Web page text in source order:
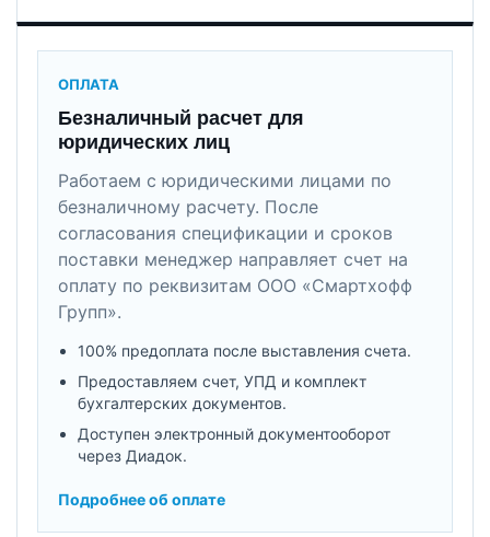
ОПЛАТА
Безналичный расчет для
юридических лиц
Работаем с юридическими лицами по
безналичному расчету. После
согласования спецификации и сроков
поставки менеджер направляет счет на
оплату по реквизитам ООО «Смартхофф
Групп».
100% предоплата после выставления счета.
Предоставляем счет, УПД и комплект
бухгалтерских документов.
Доступен электронный документооборот
через Диадок.
Подробнее об оплате